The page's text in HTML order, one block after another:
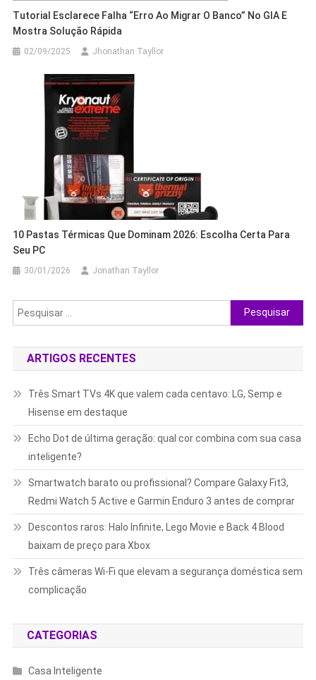
Tutorial Esclarece Falha “Erro Ao Migrar O Banco” No GIA E
Mostra Solução Rápida
02/09/2025 Jhonathan Tayllor
10 Pastas Térmicas Que Dominam 2026: Escolha Certa Para
Seu PC
30/01/2026 Jonathan Tayllor
Pesquisar
por:
ARTIGOS RECENTES
Três Smart TVs 4K que valem cada centavo: LG, Semp e
Hisense em destaque
Echo Dot de última geração: qual cor combina com sua casa
inteligente?
Smartwatch barato ou profissional? Compare Galaxy Fit3,
Redmi Watch 5 Active e Garmin Enduro 3 antes de comprar
Descontos raros: Halo Infinite, Lego Movie e Back 4 Blood
baixam de preço para Xbox
Três câmeras Wi-Fi que elevam a segurança doméstica sem
complicação
CATEGORIAS
Casa Inteligente